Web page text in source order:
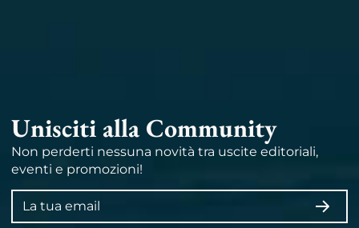
Unisciti alla Community
Non perderti nessuna novità tra uscite editoriali,
eventi e promozioni!
Indirizzo
email